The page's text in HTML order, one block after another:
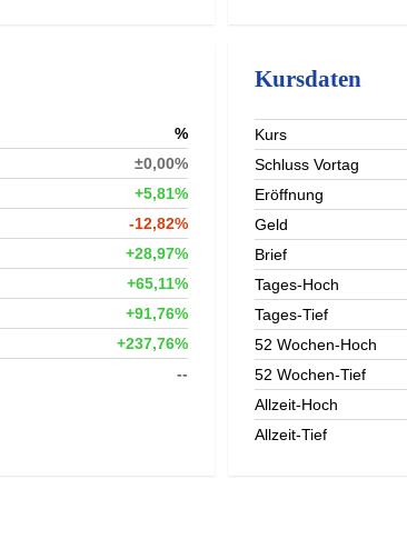
%
±0,00%
+5,81%
-12,82%
+28,97%
+65,11%
+91,76%
+237,76%
--
Kursdaten
Kurs
Schluss Vortag
Eröffnung
Geld
Brief
Tages-Hoch
Tages-Tief
52 Wochen-Hoch
52 Wochen-Tief
Allzeit-Hoch
Allzeit-Tief